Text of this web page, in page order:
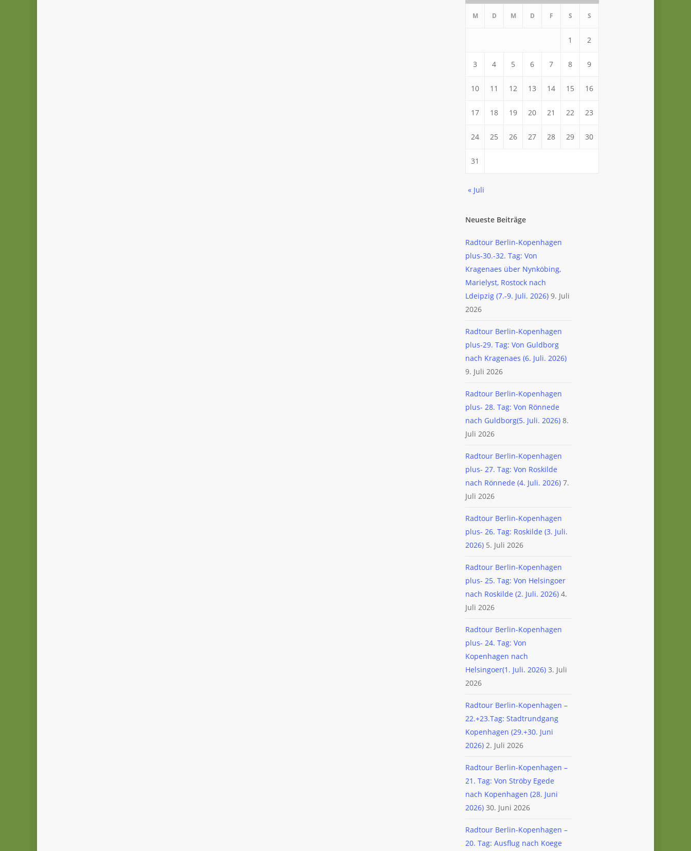
M D M D F S S
1 2
3 4 5 6 7 8 9
10 11 12 13 14 15 16
17 18 19 20 21 22 23
24 25 26 27 28 29 30
31
« Juli
Neueste Beiträge
Radtour Berlin-Kopenhagen
plus-30.-32. Tag: Von
Kragenaes über Nynköbing,
Marielyst, Rostock nach
Ldeipzig (7.-9. Juli. 2026) 9. Juli
2026
Radtour Berlin-Kopenhagen
plus-29. Tag: Von Guldborg
nach Kragenaes (6. Juli. 2026)
9. Juli 2026
Radtour Berlin-Kopenhagen
plus- 28. Tag: Von Rönnede
nach Guldborg(5. Juli. 2026) 8.
Juli 2026
Radtour Berlin-Kopenhagen
plus- 27. Tag: Von Roskilde
nach Rönnede (4. Juli. 2026) 7.
Juli 2026
Radtour Berlin-Kopenhagen
plus- 26. Tag: Roskilde (3. Juli.
2026) 5. Juli 2026
Radtour Berlin-Kopenhagen
plus- 25. Tag: Von Helsingoer
nach Roskilde (2. Juli. 2026) 4.
Juli 2026
Radtour Berlin-Kopenhagen
plus- 24. Tag: Von
Kopenhagen nach
Helsingoer(1. Juli. 2026) 3. Juli
2026
Radtour Berlin-Kopenhagen –
22.+23.Tag: Stadtrundgang
Kopenhagen (29.+30. Juni
2026) 2. Juli 2026
Radtour Berlin-Kopenhagen –
21. Tag: Von Ströby Egede
nach Kopenhagen (28. Juni
2026) 30. Juni 2026
Radtour Berlin-Kopenhagen –
20. Tag: Ausflug nach Koege